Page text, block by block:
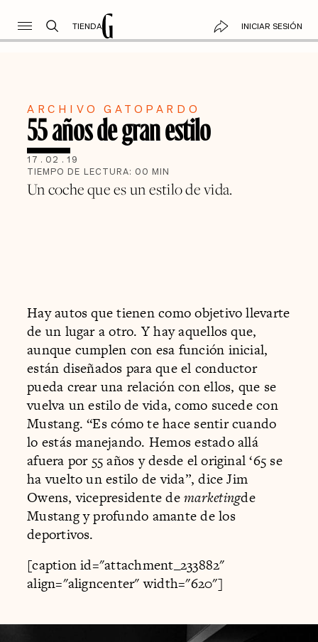
TIENDA INICIAR SESIÓN
ARCHIVO GATOPARDO
55 años de gran estilo
17 . 02 . 19
TIEMPO DE LECTURA: 00 MIN
Un coche que es un estilo de vida.
Hay autos que tienen como objetivo llevarte
de un lugar a otro. Y hay aquellos que,
aunque cumplen con esa función inicial,
están diseñados para que el conductor
pueda crear una relación con ellos, que se
vuelva un estilo de vida, como sucede con
Mustang. “Es cómo te hace sentir cuando
lo estás manejando. Hemos estado allá
afuera por 55 años y desde el original ‘65 se
ha vuelto un estilo de vida”, dice Jim
Owens, vicepresidente demarketingde
Mustang y profundo amante de los
deportivos.
[caption id="attachment_233882"
align="aligncenter" width="620"]